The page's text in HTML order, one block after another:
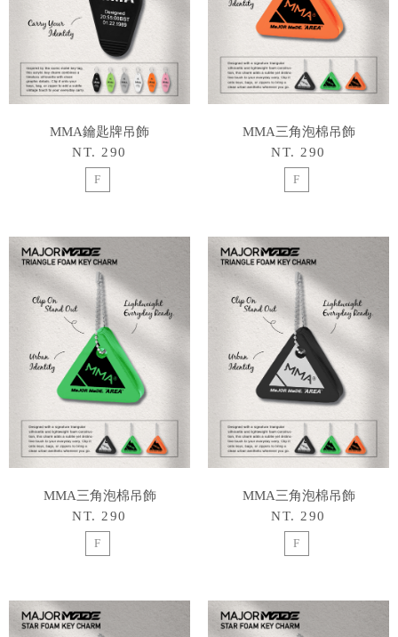
MMA鑰匙牌吊飾
NT. 290
F
MMA三角泡棉吊飾
NT. 290
F
MMA三角泡棉吊飾
NT. 290
F
MMA三角泡棉吊飾
NT. 290
F